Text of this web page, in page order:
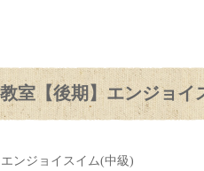
室【後期】エンジョイ
ンジョイスイム(中級)